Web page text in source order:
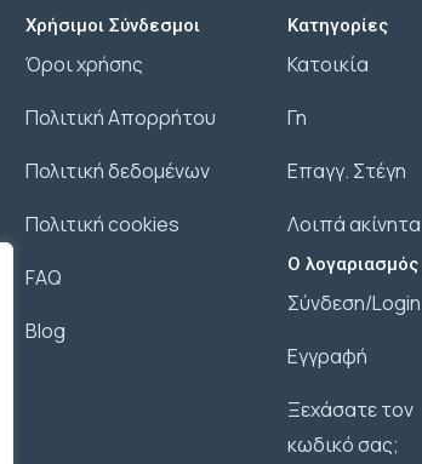
Χρήσιμοι Σύνδεσμοι
Όροι χρήσης
Πολιτική Απορρήτου
Πολιτική δεδομένων
Πολιτική cookies
FAQ
Blog
Κατηγορίες
Κατοικία
Γη
Επαγγ. Στέγη
Λοιπά ακίνητα
Ο
Σύνδεση/Login
Εγγραφή
Ξεχάσατε τον
κωδικό σας;